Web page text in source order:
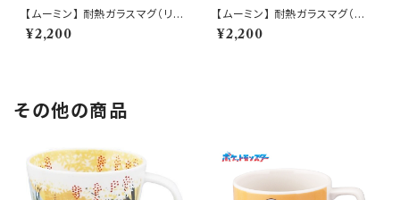
【ムーミン】 耐熱ガラスマグ（リト
ルミイ）【耐熱ガラスマグ】
¥2,200
【ムーミン】 耐熱ガラスマグ（ス
ナフキン）【耐熱ガラスマグ】
¥2,200
その他の商品